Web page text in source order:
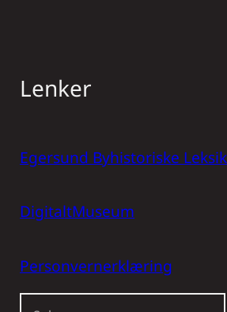
Lenker
Egersund Byhistoriske
DigitaltMuseum
Personvernerklæring
S